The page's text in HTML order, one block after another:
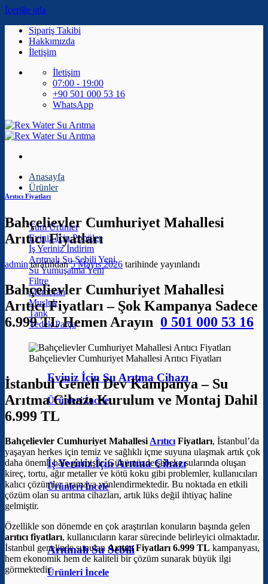
İçeriğe atla
Sipariş Takibi
Hakkımızda
İletişim
İletişim
07:00 - 19:00
+90 501 000 53 16
WhatsApp
Anasayfa
Ürünler
Tüm Ürünler
Eviniz İçin
İş Yeriniz
Arıtmalı Su Sebili
Su Yumuşatma
Filtre
Membran
Musluk
Tank
Yedek Parça
Eviniz İçin Su Arıtma Cihazı
Ürünleri İncele
İş Yeriniz İçin Arıtma Cihazı
Ürünleri İncele
Arıtmalı Su Sebili
Ürünleri İncele
Arıtıcı Fiyatları
Bahçelievler Cumhuriyet Mahallesi
Arıtıcı Fiyatları
admintarafından 5 Mayıs 2026 tarihinde yayınlandı
Bahçelievler Cumhuriyet Mahallesi
Arıtıcı Fiyatları – Şok Kampanya Sadece
6.999 TL Hemen Arayın 0 501 000 53 16
Bahçelievler Cumhuriyet Mahallesi Arıtıcı Fiyatları
İstanbul Geneli Dev Kampanya – Su
Arıtma Cihazı Kurulum ve Montaj Dahil
6.999 TL
Bahçelievler Cumhuriyet MahallesiArıtıcıFiyatları, İstanbul’da
yaşayan herkes için temiz ve sağlıklı içme suyuna ulaşmak artık çok
daha önemli hale gelmiştir. Günümüzde şebeke sularında oluşan
kireç, tortu, ağır metaller ve kötü koku gibi problemler, kullanıcıları
kalıcı çözümler aramaya yönlendirmektedir. Bu noktada en etkili
çözüm olan su arıtma cihazları, artık lüks değil ihtiyaç haline
gelmiştir.
Özellikle son dönemde en çok araştırılan konuların başında gelen
arıtıcı fiyatları, kullanıcıların karar sürecinde belirleyici olmaktadır.
İstanbul genelinde sunulan Arıtıcı Fiyatları 6.999 TL kampanyası,
hem ekonomik hem de kaliteli bir çözüm sunarak büyük ilgi
görmektedir.